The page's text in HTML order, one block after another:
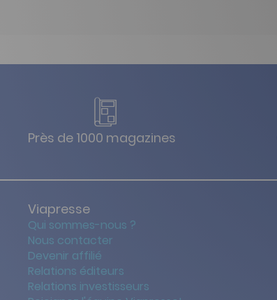
Près de 1000 magazines
Viapresse
Qui sommes-nous ?
Nous contacter
Devenir affilié
Relations éditeurs
Relations investisseurs